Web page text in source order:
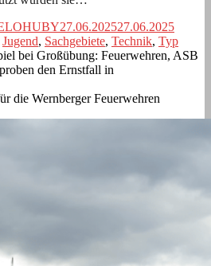
27.06.202527.06.2025
Jugend, Sachgebiete, Technik, Typ
bei Großübung: Feuerwehren, ASB
den Ernstfall in
die Wernberger Feuerwehren